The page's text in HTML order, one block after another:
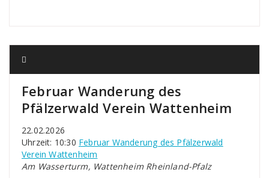
Februar Wanderung des
Pfälzerwald Verein Wattenheim
22.02.2026
Uhrzeit: 10:30 Februar Wanderung des Pfälzerwald
Verein Wattenheim
Am Wasserturm, Wattenheim Rheinland-Pfalz